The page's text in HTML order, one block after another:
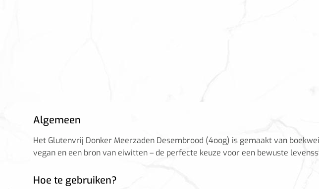
Algemeen
Het Glutenvrij Donker Meerzaden Desembrood (4oog) is gemaakt van
vegan en een bron van eiwitten – de perfecte keuze voor een bewuste
Hoe te gebruiken?